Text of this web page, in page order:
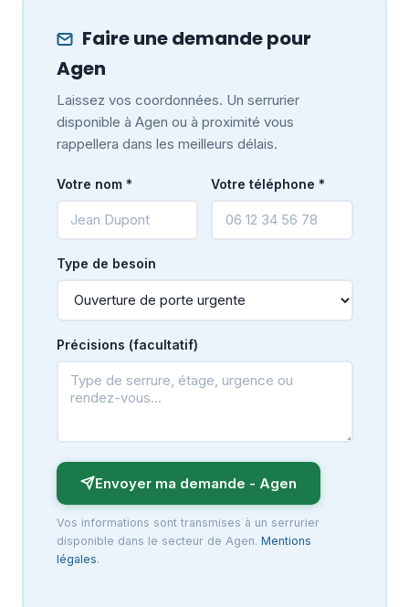
Faire une demande pour
Agen
Laissez vos coordonnées. Un serrurier
disponible à Agen ou à proximité vous
rappellera dans les meilleurs délais.
Votre nom * Votre téléphone *
Type de besoin
Précisions (facultatif)
Envoyer ma demande - Agen
Vos informations sont transmises à un serrurier
disponible dans le secteur de Agen. Mentions
légales.